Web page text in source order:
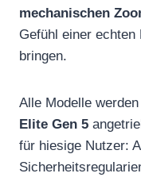
mechanischen
Gefühl einer echten
bringen.
Alle Modelle
Elite Gen 5
für hiesige Nutzer: